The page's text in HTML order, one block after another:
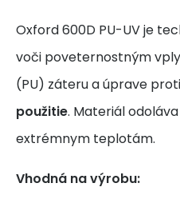
Oxford 600D PU-UV je
voči poveternostným
(PU) záteru a úprave
použitie. Materiál
extrémnym teplotám.
Vhodná na výrobu: